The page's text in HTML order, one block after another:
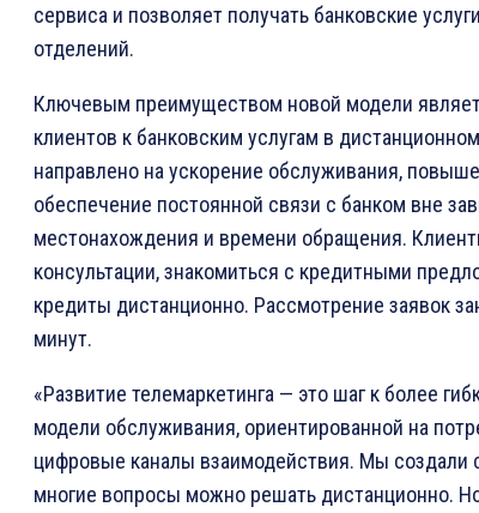
сервиса и позволяет получать банковские
отделений.
Ключевым преимуществом новой модели
клиентов к банковским услугам в
направлено на ускорение обслуживания,
обеспечение постоянной связи с банком вне
местонахождения и времени обращения.
консультации, знакомиться с кредитными
кредиты дистанционно. Рассмотрение заявок
минут.
«Развитие телемаркетинга — это шаг к более
модели обслуживания, ориентированной на
цифровые каналы взаимодействия. Мы создали
многие вопросы можно решать дистанционно.